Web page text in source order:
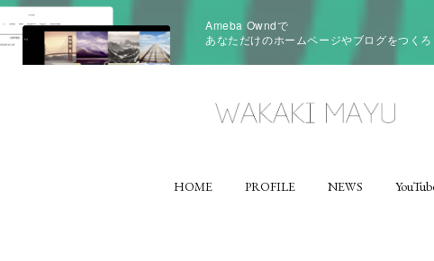
Ameba Owndで
あなただけのホームページやブログをつくろ
HOME PROFILE NEWS